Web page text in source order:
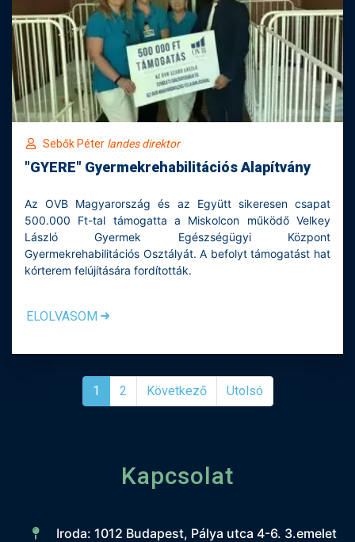
Sebők Péter landes direktor
"GYERE" Gyermekrehabilitációs Alapítvány
Az OVB Magyarország és az Együtt sikeresen csapat
500.000 Ft-tal támogatta a Miskolcon működő Velkey
László Gyermek Egészségügyi Központ
Gyermekrehabilitációs Osztályát. A befolyt támogatást hat
kórterem felújítására fordították.
ELOLVASOM
1 2 Következő Utolsó
Kapcsolat
Iroda: 1012 Budapest, Pálya utca 4-6. 3.emelet